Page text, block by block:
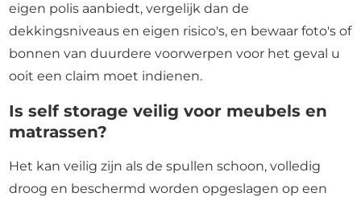
eigen polis aanbiedt, vergelijk dan de
dekkingsniveaus en eigen risico's, en bewaar foto's of
bonnen van duurdere voorwerpen voor het geval u
ooit een claim moet indienen.
Is self storage veilig voor meubels en
matrassen?
Het kan veilig zijn als de spullen schoon, volledig
droog en beschermd worden opgeslagen op een